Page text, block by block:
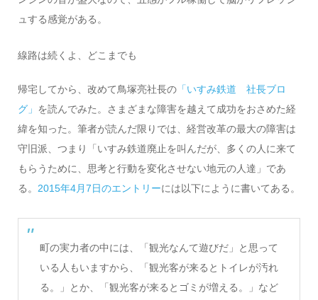
ュする感覚がある。
線路は続くよ、どこまでも
帰宅してから、改めて鳥塚亮社長の「いすみ鉄道 社長ブロ
グ」 を読んでみた。さまざまな障害を越えて成功をおさめた経
緯を知った。筆者が読んだ限りでは、経営改革の最大の障害は
守旧派、つまり「いすみ鉄道廃止を叫んだが、多くの人に来て
もらうために、思考と行動を変化させない地元の人達」であ
る。 2015年4月7日のエントリーには以下にように書いてある。
町の実力者の中には、「観光なんて遊びだ」と思って
いる人もいますから、「観光客が来るとトイレが汚れ
る。」とか、「観光客が来るとゴミが増える。」など